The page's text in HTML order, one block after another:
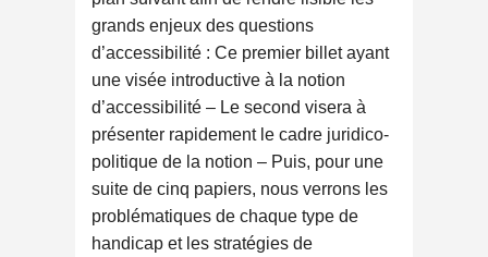
grands enjeux des questions
d’accessibilité : Ce premier billet ayant
une visée introductive à la notion
d’accessibilité – Le second visera à
présenter rapidement le cadre juridico-
politique de la notion – Puis, pour une
suite de cinq papiers, nous verrons les
problématiques de chaque type de
handicap et les stratégies de